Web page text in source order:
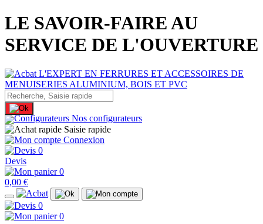
LE SAVOIR-FAIRE AU
SERVICE DE L'OUVERTURE
Nos configurateurs
Saisie rapide
Connexion
0
Devis
0
0,00 €
0
0